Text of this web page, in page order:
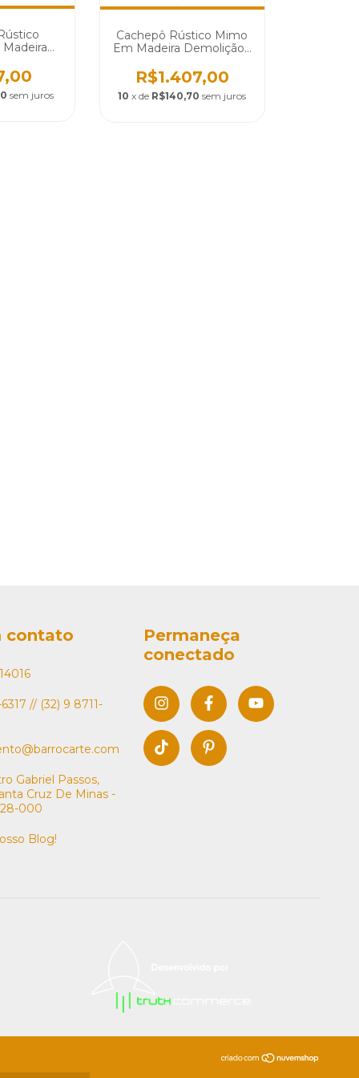
sem juros
Cachepô Rústico Mimo
Em Madeira Demolição -
R$1.407,00
10 x de R$140,70 sem juros
contato
// (32) 9 8711-
Gabriel Passos,
Cruz De Minas -
000
Blog!
Permaneça
conectado